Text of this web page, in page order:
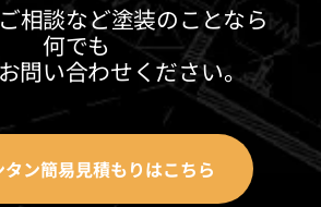
相談など塗装のことなら
何でも
問い合わせください。
タン簡易見積もりはこちら